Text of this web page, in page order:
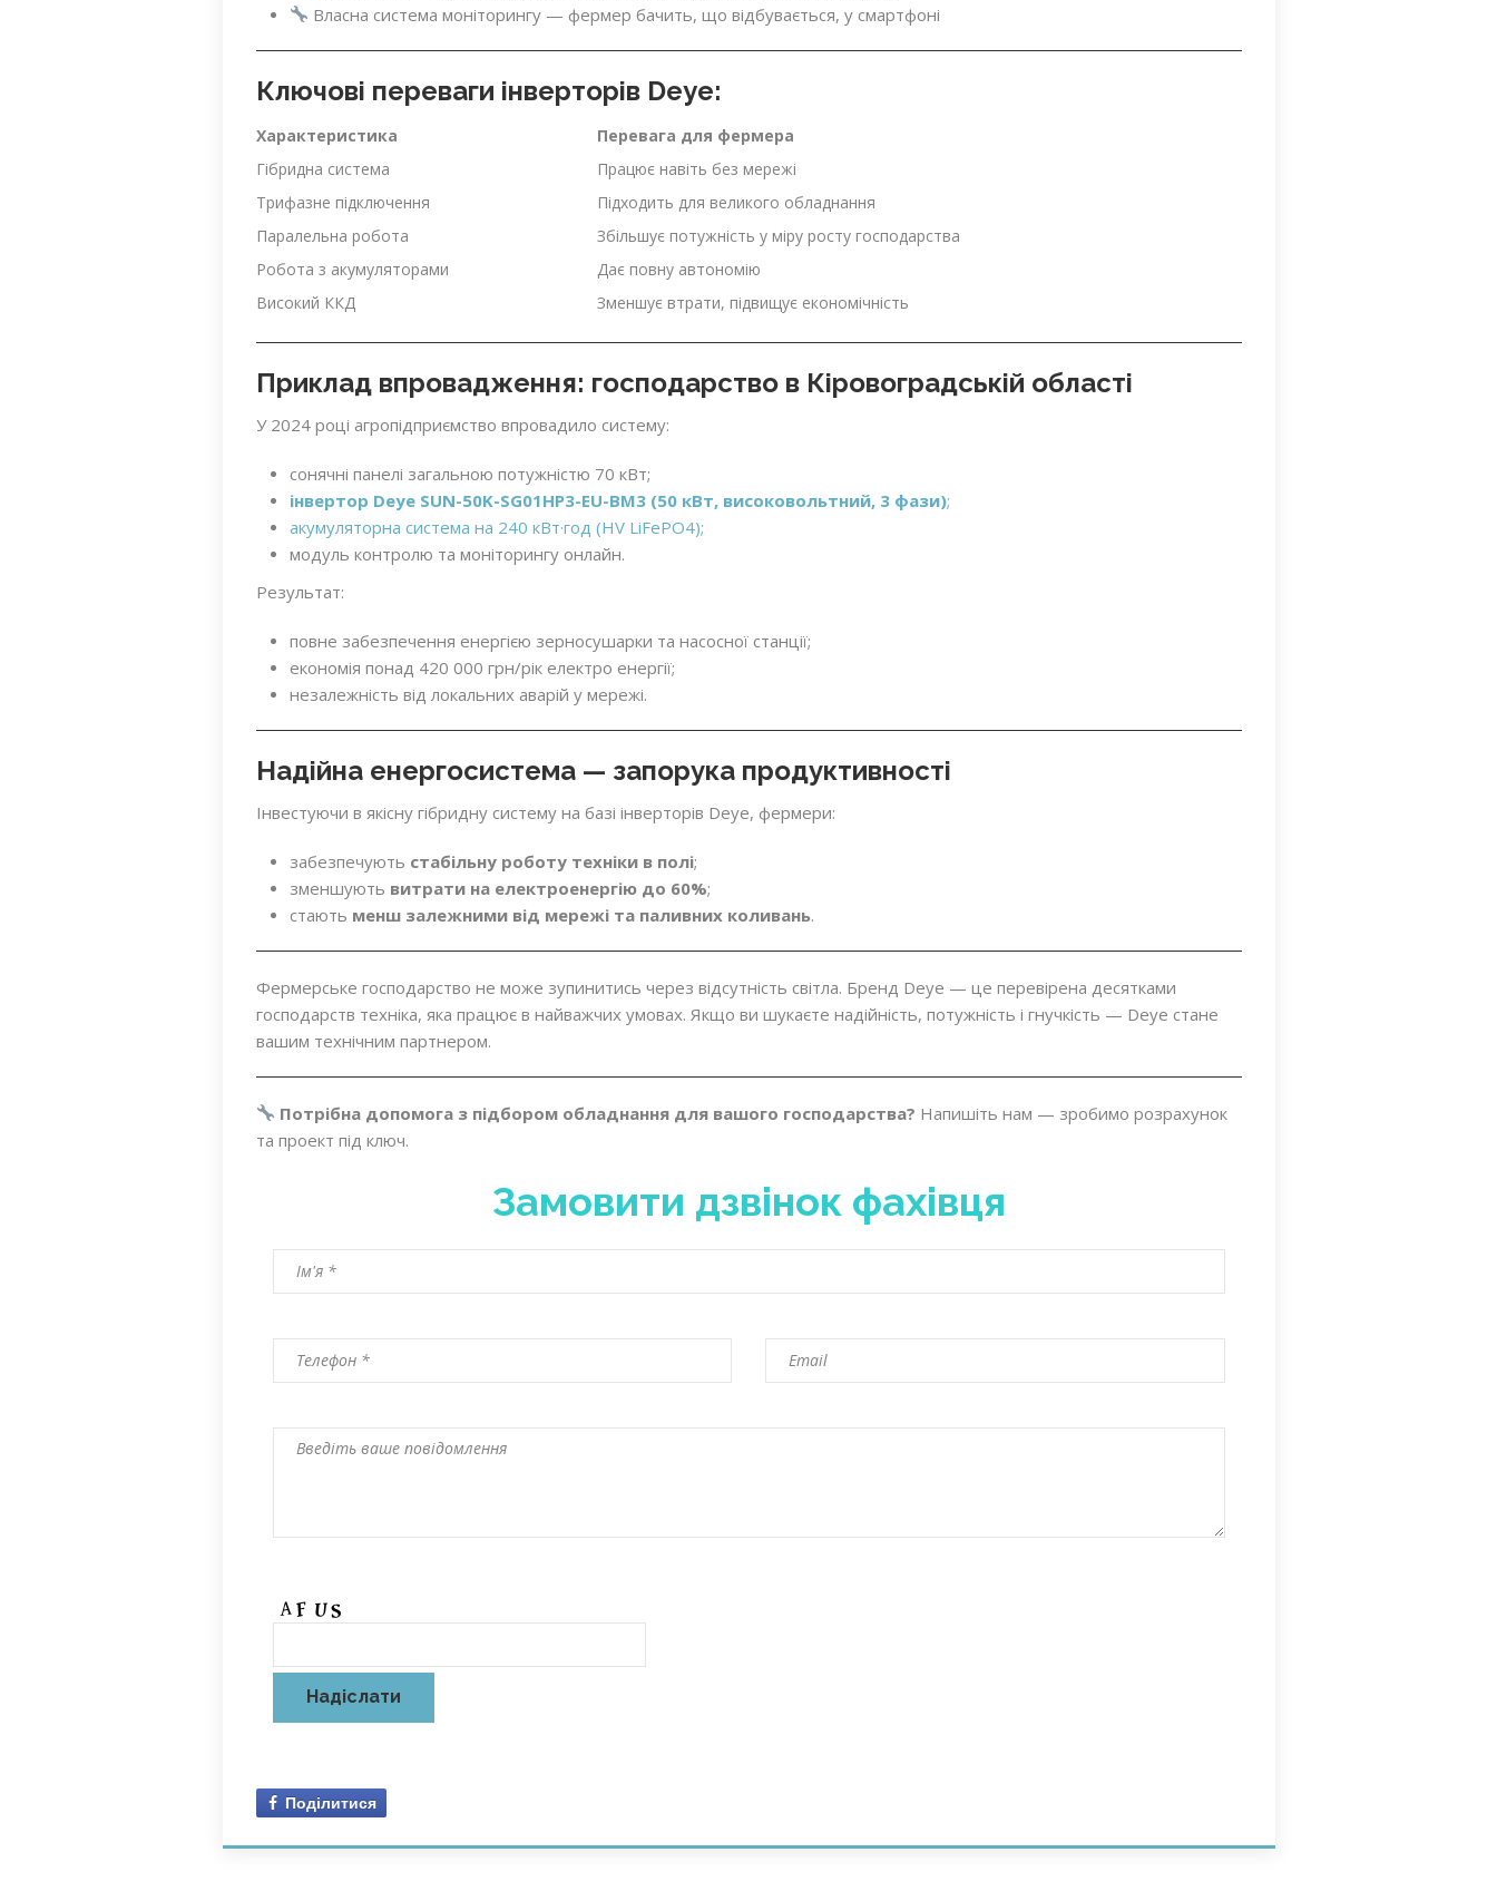
Власна система моніторингу — фермер бачить, що відбувається, у смартфоні
Ключові переваги інверторів Deye:
Характеристика
Перевага для фермера
Гібридна система
Працює навіть без мережі
Трифазне підключення
Підходить для великого обладнання
Паралельна робота
Збільшує потужність у міру росту господарства
Робота з акумуляторами
Дає повну автономію
Високий ККД
Зменшує втрати, підвищує економічність
Приклад впровадження: господарство в Кіровоградській області
У 2024 році агропідприємство впровадило систему:
сонячні панелі загальною потужністю 70 кВт;
інвертор Deye SUN-50K-SG01HP3-EU-BM3 (50 кВт, високовольтний, 3 фази);
акумуляторна система на 240 кВт·год (HV LiFePO4);
модуль контролю та моніторингу онлайн.
Результат:
повне забезпечення енергією зерносушарки та насосної станції;
економія понад 420 000 грн/рік електро енергії;
незалежність від локальних аварій у мережі.
Надійна енергосистема — запорука продуктивності
Інвестуючи в якісну гібридну систему на базі інверторів Deye, фермери:
забезпечують стабільну роботу техніки в полі;
зменшують витрати на електроенергію до 60%;
стають менш залежними від мережі та паливних коливань.
Фермерське господарство не може зупинитись через відсутність світла. Бренд Deye — це перевірена десятками
господарств техніка, яка працює в найважчих умовах. Якщо ви шукаєте надійність, потужність і гнучкість — Deye стане
вашим технічним партнером.
Потрібна допомога з підбором обладнання для вашого господарства? Напишіть нам — зробимо розрахунок
та проект під ключ.
Замовити дзвінок фахівця
Поділитися